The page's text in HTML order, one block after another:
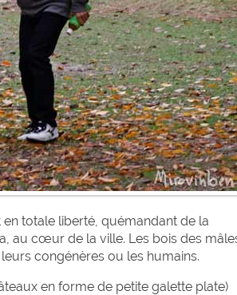
totale liberté, quémandant de la
au cœur de la ville. Les bois des
congénères ou les humains.
en forme de petite galette plate)